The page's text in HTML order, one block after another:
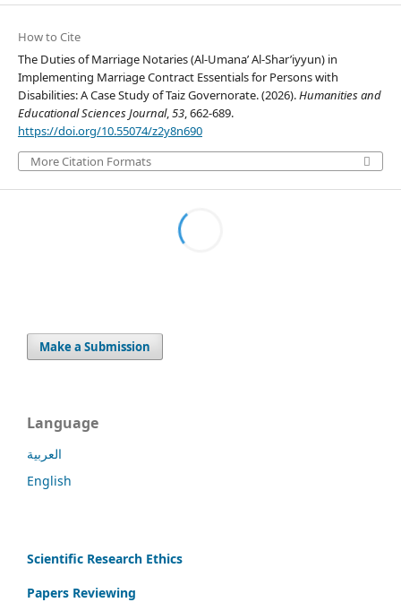
How to Cite
The Duties of Marriage Notaries (Al-Umana’ Al-Shar’iyyun) in
Implementing Marriage Contract Essentials for Persons with
Disabilities: A Case Study of Taiz Governorate. (2026).Humanities and
Educational Sciences Journal,53, 662-689.
https://doi.org/10.55074/z2y8n690
More Citation Formats
Make a Submission
Language
العربية
English
Scientific Research Ethics
Papers Reviewing